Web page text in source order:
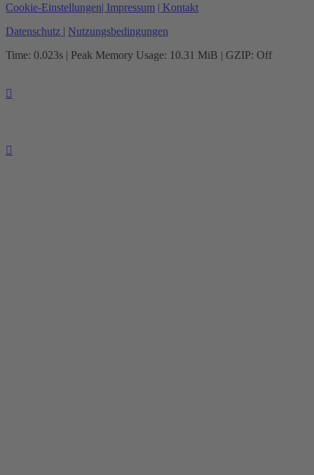
Cookie-Einstellungen| Impressum | Kontakt
Datenschutz | Nutzungsbedingungen
Time: 0.023s | Peak Memory Usage: 10.31 MiB | GZIP: Off